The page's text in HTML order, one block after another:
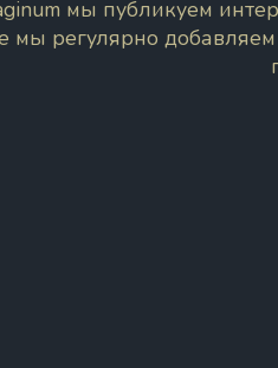
мы публикуем
мы регулярно